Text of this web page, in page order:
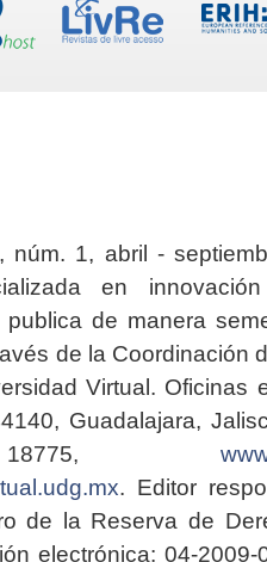
núm. 1, abril -
en
de manera
de la Coordinación
Virtual. Oficinas
Guadalajara,
. Editor
de la Reserva de
electrónica: 04-2009-